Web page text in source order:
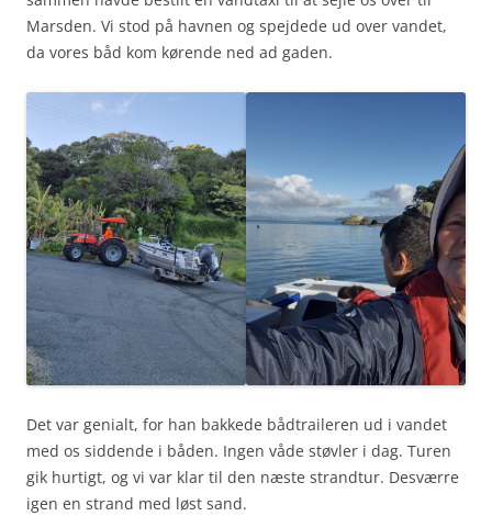
Marsden. Vi stod på havnen og spejdede ud over vandet,
da vores båd kom kørende ned ad gaden.
Det var genialt, for han bakkede bådtraileren ud i vandet
med os siddende i båden. Ingen våde støvler i dag. Turen
gik hurtigt, og vi var klar til den næste strandtur. Desværre
igen en strand med løst sand.